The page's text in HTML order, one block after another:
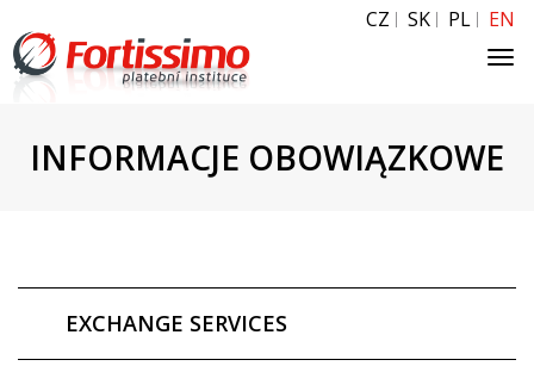
CZ SK PL EN
INFORMACJE OBOWIĄZKOWE
EXCHANGE SERVICES